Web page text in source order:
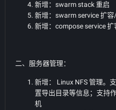
新增：swarm stack 重启
新增：swarm service 扩
新增：compose service
二、服务器管理：
新增： Linux NFS 管理。
置导出目录等信息；支持
机